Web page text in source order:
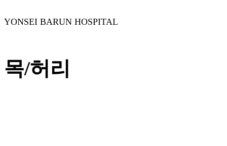
YONSEI BARUN HOSPITAL
목/허리